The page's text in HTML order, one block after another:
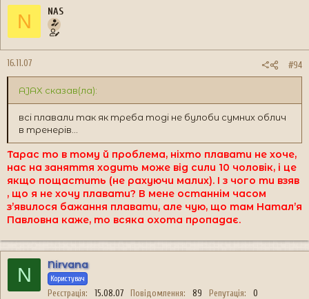
N NAS
16.11.07 #94
AJAX сказав(ла):
всі плавали так як треба тоді не булоби сумних облич
в тренерів...
Тарас то в тому й проблема, ніхто плавати не хоче,
нас на заняття ходить може від сили 10 чоловік, і це
якщо пощастить (не рахуючи малих). І з чого ти взяв
, що я не хочу плавати? В мене останнім часом
з’явилося бажання плавати, але чую, що там Натал’я
Павловна каже, то всяка охота пропадає.
N Nirvana
Користувач
Реєстрація 15.08.07 Повідомлення 89 Репутація 0